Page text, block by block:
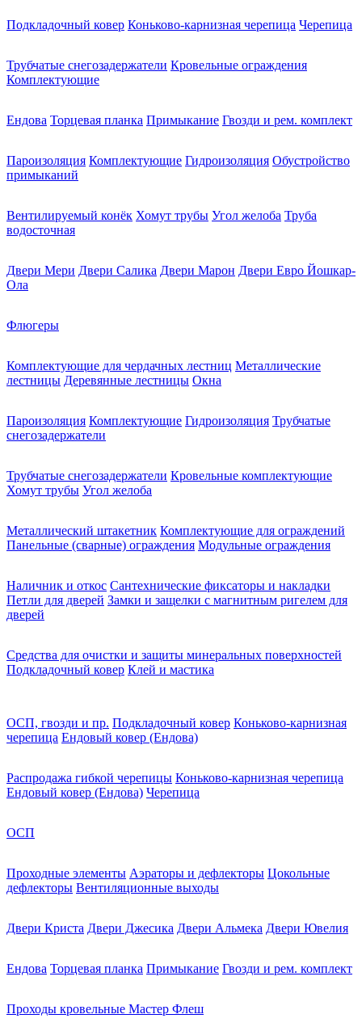
Подкладочный ковер Коньково-карнизная черепица Черепица
Трубчатые снегозадержатели Кровельные ограждения
Комплектующие
Ендова Торцевая планка Примыкание Гвозди и рем. комплект
Пароизоляция Комплектующие Гидроизоляция Обустройство
примыканий
Вентилируемый конёк Хомут трубы Угол желоба Труба
водосточная
Двери Мери Двери Салика Двери Марон Двери Евро Йошкар-
Ола
Флюгеры
Комплектующие для чердачных лестниц Металлические
лестницы Деревянные лестницы Окна
Пароизоляция Комплектующие Гидроизоляция Трубчатые
снегозадержатели
Трубчатые снегозадержатели Кровельные комплектующие
Хомут трубы Угол желоба
Металлический штакетник Комплектующие для ограждений
Панельные (сварные) ограждения Модульные ограждения
Наличник и откос Сантехнические фиксаторы и накладки
Петли для дверей Замки и защелки с магнитным ригелем для
дверей
Средства для очистки и защиты минеральных поверхностей
Подкладочный ковер Клей и мастика
ОСП, гвозди и пр. Подкладочный ковер Коньково-карнизная
черепица Ендовый ковер (Ендова)
Распродажа гибкой черепицы Коньково-карнизная черепица
Ендовый ковер (Ендова) Черепица
ОСП
Проходные элементы Аэраторы и дефлекторы Цокольные
дефлекторы Вентиляционные выходы
Двери Криста Двери Джесика Двери Альмека Двери Ювелия
Ендова Торцевая планка Примыкание Гвозди и рем. комплект
Проходы кровельные Мастер Флеш